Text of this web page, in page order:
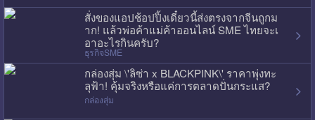
สั่งของแอปช้อปปิ้งเดี๋ยวนี้ส่งตรงจากจีนถูกม
าก! แล้วพ่อค้าแม่ค้าออนไลน์ SME ไทยจะเ
อาอะไรกินครับ?
ธุรกิจSME
กล่องสุ่ม \'ลิซ่า x BLACKPINK\' ราคาพุ่งทะ
ลุฟ้า! คุ้มจริงหรือแค่การตลาดปั่นกระแส?
กล่องสุ่ม